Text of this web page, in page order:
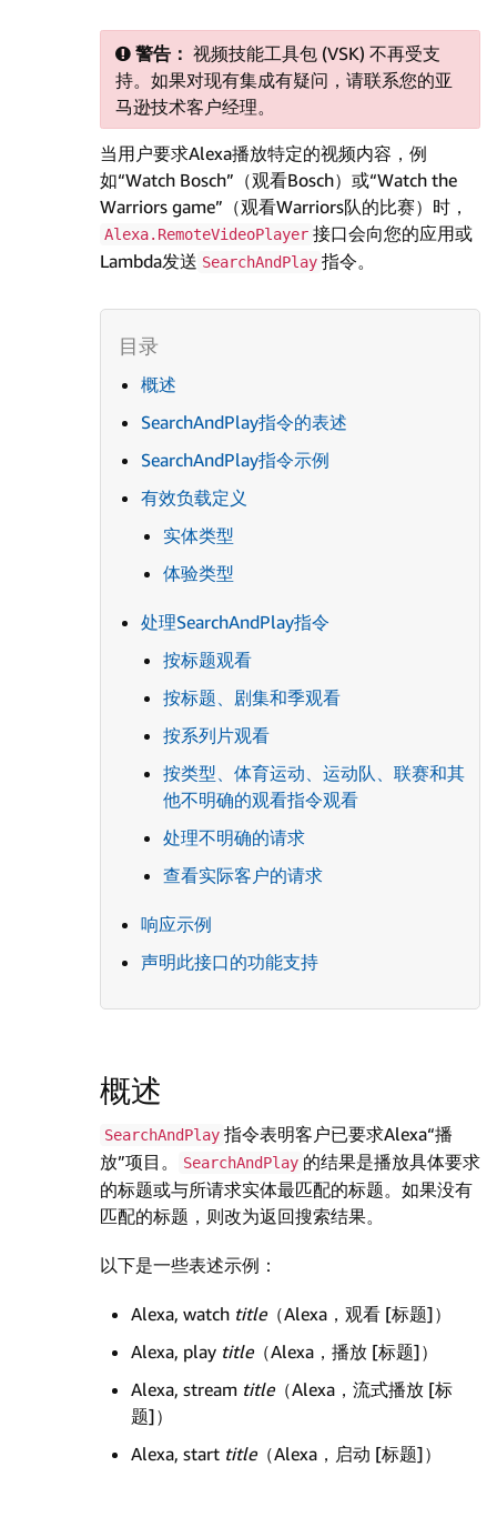
警告： 视频技能工具包 (VSK) 不再受支
持。如果对现有集成有疑问，请联系您的亚
马逊技术客户经理。
当用户要求Alexa播放特定的视频内容，例
如“Watch Bosch”（观看Bosch）或“Watch the
Warriors game”（观看Warriors队的比赛）时，
Alexa.RemoteVideoPlayer 接口会向您的应用或
Lambda发送 SearchAndPlay 指令。
概述
SearchAndPlay指令的表述
SearchAndPlay指令示例
有效负载定义
实体类型
体验类型
处理SearchAndPlay指令
按标题观看
按标题、剧集和季观看
按系列片观看
按类型、体育运动、运动队、联赛和其
他不明确的观看指令观看
处理不明确的请求
查看实际客户的请求
响应示例
声明此接口的功能支持
概述
SearchAndPlay 指令表明客户已要求Alexa“播
放”项目。
SearchAndPlay 的结果是播放具体要求
的标题或与所请求实体最匹配的标题。如果没有
匹配的标题，则改为返回搜索结果。
以下是一些表述示例：
Alexa, watch title（Alexa，观看 [标题]）
Alexa, play title（Alexa，播放 [标题]）
Alexa, stream title（Alexa，流式播放 [标
题]）
Alexa, start title（Alexa，启动 [标题]）